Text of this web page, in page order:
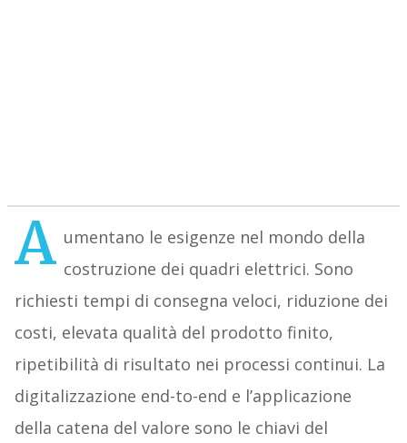
A umentano le esigenze nel mondo della
costruzione dei quadri elettrici. Sono
richiesti tempi di consegna veloci, riduzione dei
costi, elevata qualità del prodotto finito,
ripetibilità di risultato nei processi continui. La
digitalizzazione end-to-end e l’applicazione
della catena del valore sono le chiavi del